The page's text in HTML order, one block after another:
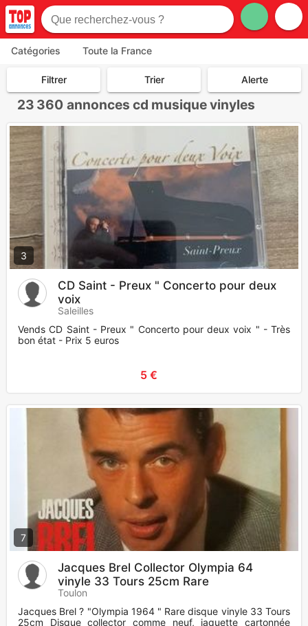
Catégories Toute la France
Filtrer Trier Alerte
23 360 annonces cd musique vinyles
3
CD Saint - Preux " Concerto pour deux
voix
Saleilles
Vends CD Saint - Preux " Concerto pour deux voix " - Très
bon état - Prix 5 euros
5 €
7
Jacques Brel Collector Olympia 64
vinyle 33 Tours 25cm Rare
Toulon
Jacques Brel ? "Olympia 1964 " Rare disque vinyle 33 Tours
25cm Disque collector comme neuf, jaquette cartonnée